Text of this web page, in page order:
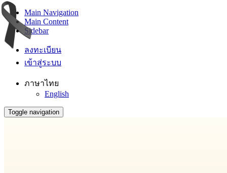
Main Navigation
Main Content
Sidebar
ลงทะเบียน
เข้าสู่ระบบ
ภาษาไทย
English
Toggle navigation